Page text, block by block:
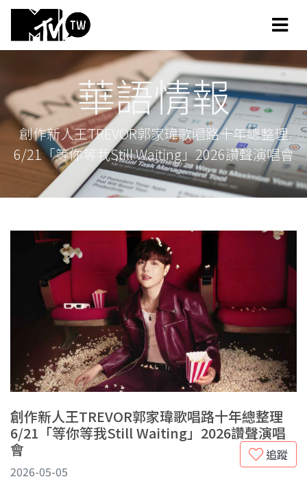
華語情報
創作新人王TREVOR郭家瑋歌唱路十年總整理
6/21「等你等我Still Waiting」2026讚聲演唱會
創作新人王TREVOR郭家瑋歌唱路十年總整理
6/21「等你等我Still Waiting」2026讚聲演唱
會
追蹤
2026-05-05